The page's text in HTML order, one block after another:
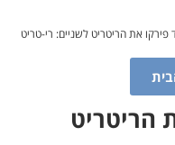
פירקו את הריטריט לשניים: רי-טריט
הריטריט